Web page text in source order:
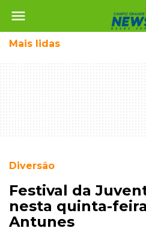
menu
Mais lidas
Diversão
Festival da
nesta quinta-
Antunes